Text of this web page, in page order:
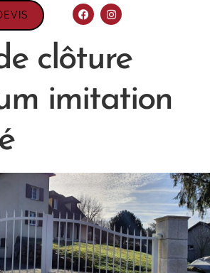
clôture
imitation